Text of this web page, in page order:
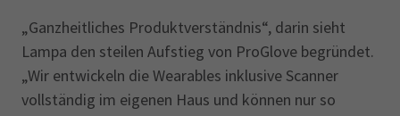
„Ganzheitliches Produktverständnis“, darin sieht
Lampa den steilen Aufstieg von ProGlove begründet.
„Wir entwickeln die Wearables inklusive Scanner
vollständig im eigenen Haus und können nur so